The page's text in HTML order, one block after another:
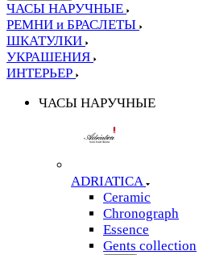
ЧАСЫ НАРУЧНЫЕ
РЕМНИ и БРАСЛЕТЫ
ШКАТУЛКИ
УКРАШЕНИЯ
ИНТЕРЬЕР
ЧАСЫ НАРУЧНЫЕ
ADRIATICA
Ceramic
Chronograph
Essence
Gents collection